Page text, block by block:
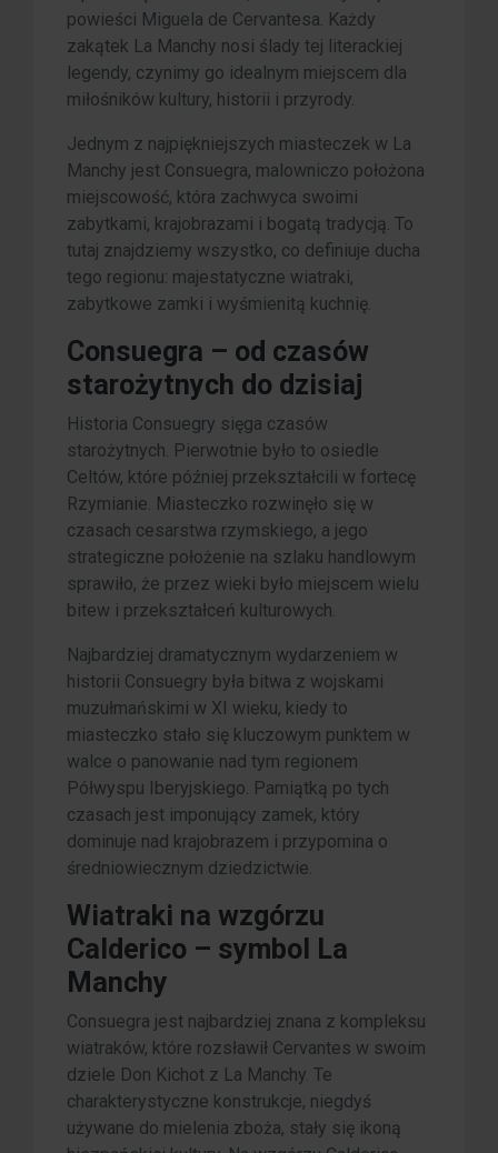
powieści Miguela de Cervantesa. Każdy
zakątek La Manchy nosi ślady tej literackiej
legendy, czynimy go idealnym miejscem dla
miłośników kultury, historii i przyrody.
Jednym z najpiękniejszych miasteczek w La
Manchy jest Consuegra, malowniczo położona
miejscowość, która zachwyca swoimi
zabytkami, krajobrazami i bogatą tradycją. To
tutaj znajdziemy wszystko, co definiuje ducha
tego regionu: majestatyczne wiatraki,
zabytkowe zamki i wyśmienitą kuchnię.
Consuegra – od czasów
starożytnych do dzisiaj
Historia Consuegry sięga czasów
starożytnych. Pierwotnie było to osiedle
Celtów, które później przekształcili w fortecę
Rzymianie. Miasteczko rozwinęło się w
czasach cesarstwa rzymskiego, a jego
strategiczne położenie na szlaku handlowym
sprawiło, że przez wieki było miejscem wielu
bitew i przekształceń kulturowych.
Najbardziej dramatycznym wydarzeniem w
historii Consuegry była bitwa z wojskami
muzułmańskimi w XI wieku, kiedy to
miasteczko stało się kluczowym punktem w
walce o panowanie nad tym regionem
Półwyspu Iberyjskiego. Pamiątką po tych
czasach jest imponujący zamek, który
dominuje nad krajobrazem i przypomina o
średniowiecznym dziedzictwie.
Wiatraki na wzgórzu
Calderico – symbol La
Manchy
Consuegra jest najbardziej znana z kompleksu
wiatraków, które rozsławił Cervantes w swoim
dziele Don Kichot z La Manchy. Te
charakterystyczne konstrukcje, niegdyś
używane do mielenia zboża, stały się ikoną